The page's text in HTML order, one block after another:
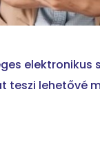
teszi lehetővé